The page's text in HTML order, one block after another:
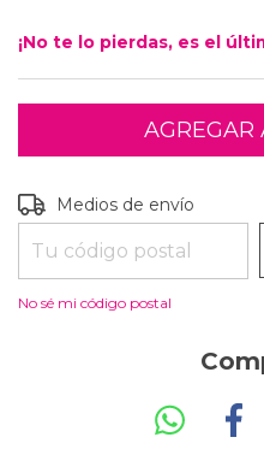
¡No te lo pierdas, es el
Entregas para el CP:
Medios de envío
No sé mi código postal